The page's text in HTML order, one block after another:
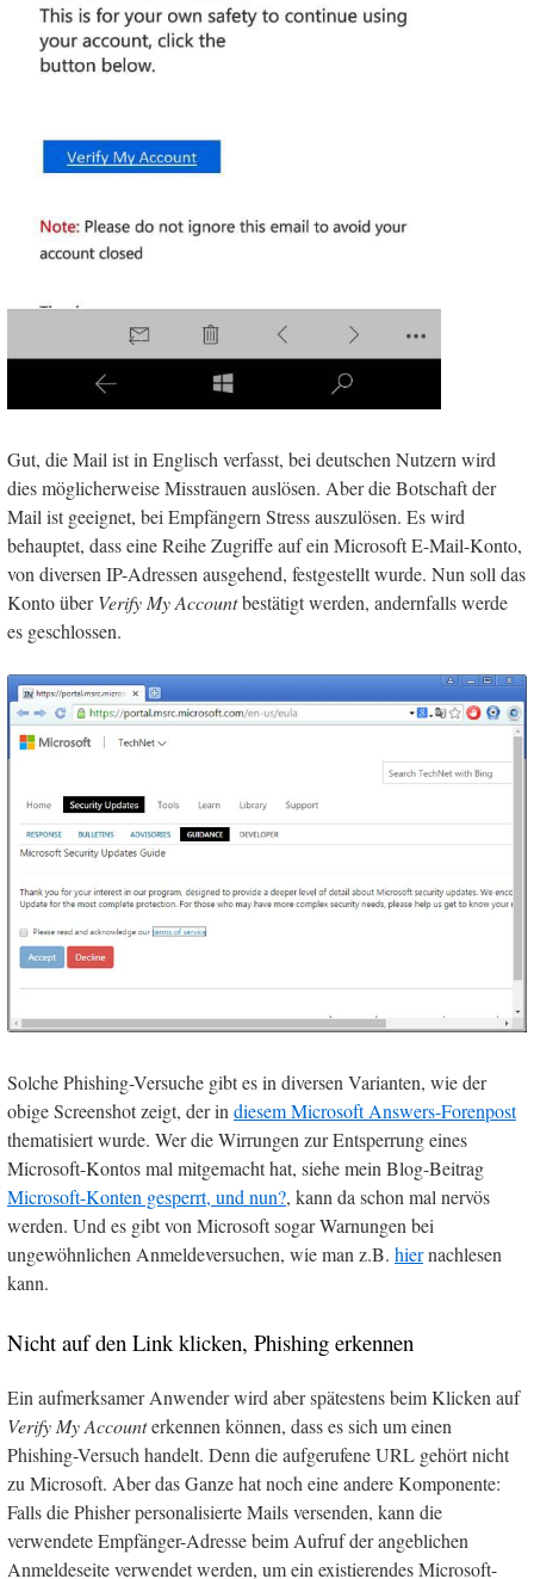
Gut, die Mail ist in Englisch verfasst, bei deutschen Nutzern wird
dies möglicherweise Misstrauen auslösen. Aber die Botschaft der
Mail ist geeignet, bei Empfängern Stress auszulösen. Es wird
behauptet, dass eine Reihe Zugriffe auf ein Microsoft E-Mail-Konto,
von diversen IP-Adressen ausgehend, festgestellt wurde. Nun soll das
Konto überVerify My Accountbestätigt werden, andernfalls werde
es geschlossen.
Solche Phishing-Versuche gibt es in diversen Varianten, wie der
obige Screenshot zeigt, der indiesem Microsoft Answers-Forenpost
thematisiert wurde. Wer die Wirrungen zur Entsperrung eines
Microsoft-Kontos mal mitgemacht hat, siehe mein Blog-Beitrag
Microsoft-Konten gesperrt, und nun?, kann da schon mal nervös
werden. Und es gibt von Microsoft sogar Warnungen bei
ungewöhnlichen Anmeldeversuchen, wie man z.B. hiernachlesen
kann.
Nicht auf den Link klicken, Phishing erkennen
Ein aufmerksamer Anwender wird aber spätestens beim Klicken auf
Verify My Accounterkennen können, dass es sich um einen
Phishing-Versuch handelt. Denn die aufgerufene URL gehört nicht
zu Microsoft. Aber das Ganze hat noch eine andere Komponente:
Falls die Phisher personalisierte Mails versenden, kann die
verwendete Empfänger-Adresse beim Aufruf der angeblichen
Anmeldeseite verwendet werden, um ein existierendes Microsoft-